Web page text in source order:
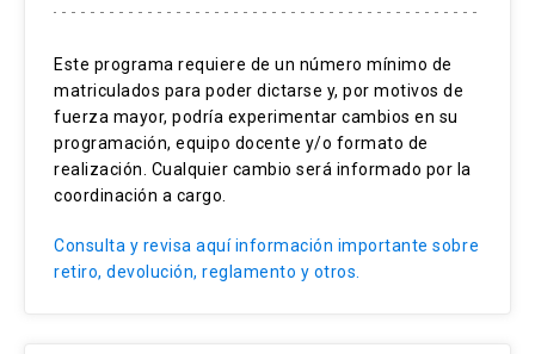
Comunicación y marketing en Pymes
Publicidad para empresas
Estrategia de productos
Canales de distribución
Este programa requiere de un número mínimo de
matriculados para poder dictarse y, por motivos de
fuerza mayor, podría experimentar cambios en su
programación, equipo docente y/o formato de
realización. Cualquier cambio será informado por la
coordinación a cargo.
Consulta y revisa aquí información importante sobre
retiro, devolución, reglamento y otros.